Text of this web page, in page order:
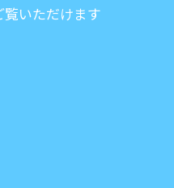
いただけます